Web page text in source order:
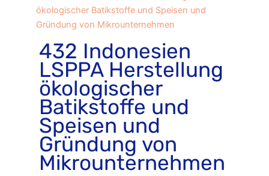
432 Indonesien
LSPPA Herstellung
ökologischer
Batikstoffe und
Speisen und
Gründung von
Mikrounternehmen